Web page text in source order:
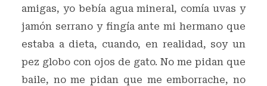
amigas, yo bebía agua mineral, comía uvas y
jamón serrano y fingía ante mi hermano que
estaba a dieta, cuando, en realidad, soy un
pez globo con ojos de gato. No me pidan que
baile, no me pidan que me emborrache, no